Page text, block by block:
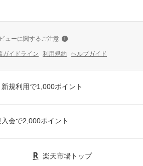
ューに関するご注意
ガイドライン 利用規約 ヘルプガイド
規利用で1,000ポイント
会で2,000ポイント
楽天市場トップ